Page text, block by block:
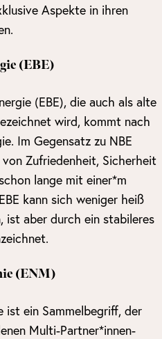
Aspekte in ihren
(EBE)
(EBE), die auch als alte
wird, kommt nach
Im Gegensatz zu NBE
Zufriedenheit, Sicherheit
lange mit einer*m
kann sich weniger heiß
ist aber durch ein stabileres
(ENM)
ein Sammelbegriff, der
Multi-Partner*innen-